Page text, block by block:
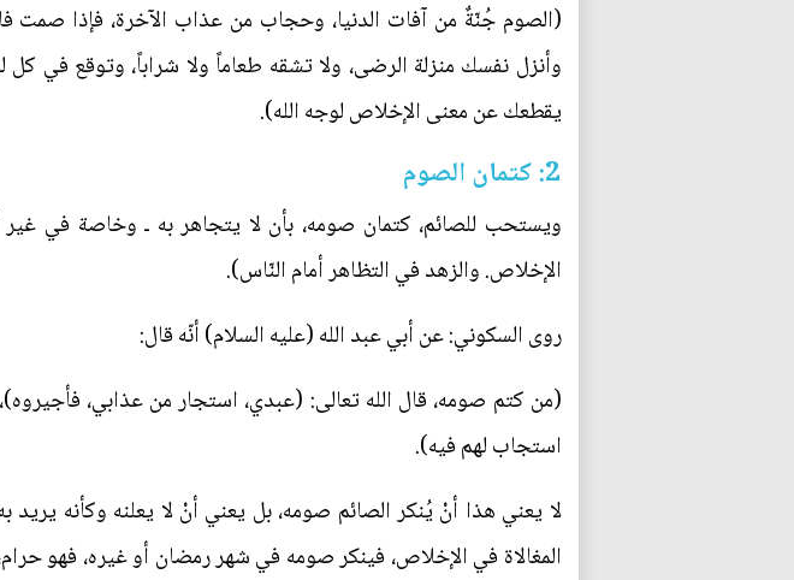
(الصوم جُنّةٌ من آفات الدنيا، وحجاب من عذاب الآخرة، فإذا
وأنزل نفسك منزلة الرضى، ولا تشقه طعاماً ولا شراباً، وتوقع
يقطعك عن معنى الإخلاص لوجه الله).
2: كتمان الصوم
ويستحب للصائم، كتمان صومه، بأن لا يتجاهر به ـ وخاصة في
الإخلاص. والزهد في التظاهر أمام النّاس).
روى السكوني: عن أبي عبد الله (عليه السلام) أنّه قال:
(من كتم صومه، قال الله تعالى: (عبدي، استجار من عذابي، فأجيروه)،
استجاب لهم فيه).
لا يعني هذا أنْ يُنكر الصائم صومه، بل يعني أنْ لا يعلنه وكأنه يريد
المغالاة في الإخلاص، فينكر صومه في شهر رمضان أو غيره، فهو